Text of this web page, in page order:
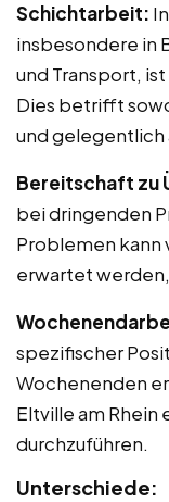
Schichtarbeit:
insbesondere in
und Transport,
Dies betrifft
und gelegentlich
Bereitschaft zu
bei dringenden
Problemen kann
erwartet
spezifischer
Wochenenden
Eltville am Rhein
durchzuführen.
Unterschiede: